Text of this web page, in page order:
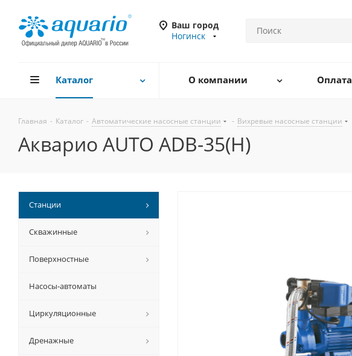
Ваш город
Ногинск
Каталог О компании Оплата
Главная - Каталог - Автоматические насосные станции - Вихревые насосные станции
Акварио AUTO ADB-35(H)
Станции
Скважинные
Поверхностные
Насосы-автоматы
Циркуляционные
Дренажные